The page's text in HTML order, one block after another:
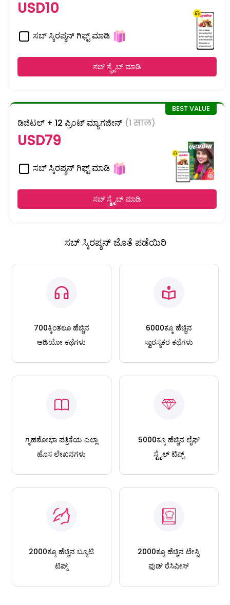
USD10
ಸಬ್ ಸ್ಕಿರಪ್ಶನ್ ಗಿಫ್ಟ್ ಮಾಡಿ
ಸಬ್ ಸ್ಕ್ರೈಬ್ ಮಾಡಿ
ಡಿಜಿಟಲ್ + 12 ಪ್ರಿಂಟ್ ಮ್ಯಾಗಜೀನ್ (1 साल)
USD79
ಸಬ್ ಸ್ಕಿರಪ್ಶನ್ ಗಿಫ್ಟ್ ಮಾಡಿ
ಸಬ್ ಸ್ಕ್ರೈಬ್ ಮಾಡಿ
ಸಬ್ ಸ್ಕಿರಪ್ಶನ್ ಜೊತೆ ಪಡೆಯಿರಿ
700ಕ್ಕಿಂತಲೂ ಹೆಚ್ಚಿನ
ಆಡಿಯೋ ಕಥೆಗಳು
6000ಕ್ಕೂ ಹೆಚ್ಚಿನ
ಸ್ವಾರಸ್ಯಕರ ಕಥೆಗಳು
ಗೃಹಶೋಭಾ ಪತ್ರಿಕೆಯ ಎಲ್ಲಾ
ಹೊಸ ಲೇಖನಗಳು
5000ಕ್ಕೂ ಹೆಚ್ಚಿನ ಲೈಫ್
ಸ್ಟೈಲ್ ಟಿಪ್ಸ್
2000ಕ್ಕೂ ಹೆಚ್ಚಿನ ಬ್ಯೂಟಿ
ಟಿಪ್ಸ್
2000ಕ್ಕೂ ಹೆಚ್ಚಿನ ಟೇಸ್ಟಿ
ಫುಡ್ ರೆಸಿಪೀಸ್